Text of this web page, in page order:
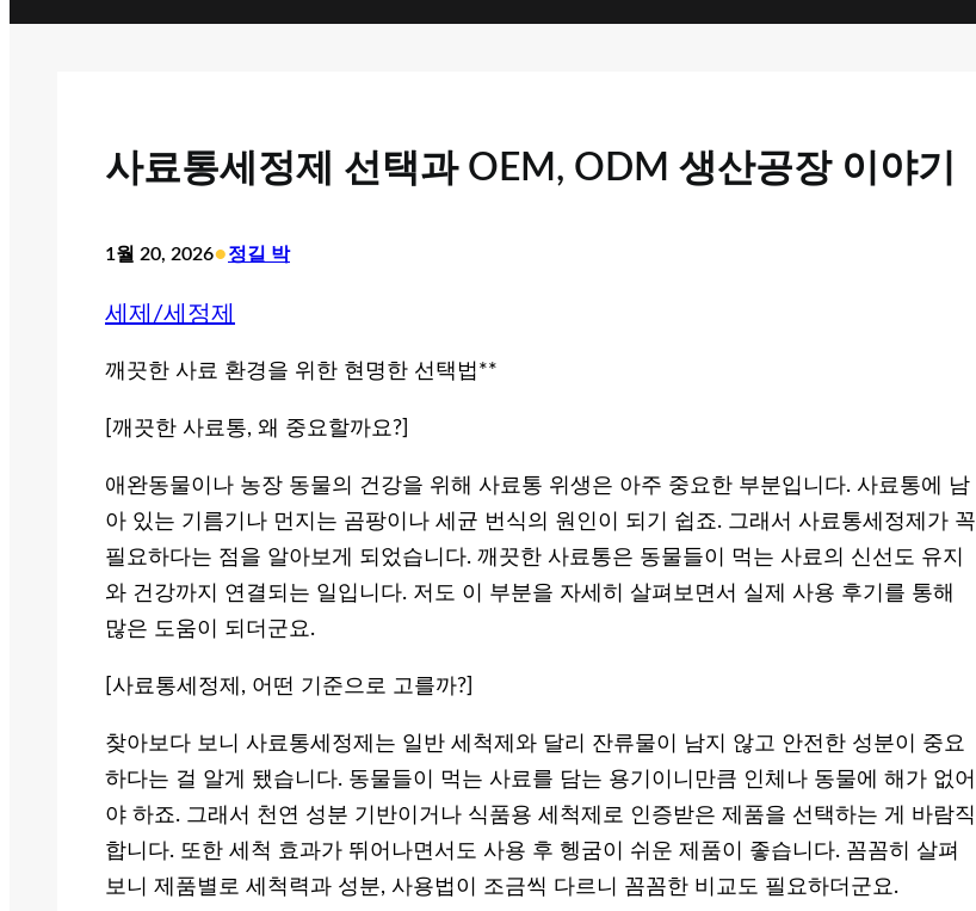
사료통세정제 선택과 OEM, ODM 생산공장 이야기
1월 20, 2026•정길 박
세제/세정제
깨끗한 사료 환경을 위한 현명한 선택법**
[깨끗한 사료통, 왜 중요할까요?]
애완동물이나 농장 동물의 건강을 위해 사료통 위생은 아주 중요한 부분입니다. 사료통에 남
아 있는 기름기나 먼지는 곰팡이나 세균 번식의 원인이 되기 쉽죠. 그래서 사료통세정제가 꼭
필요하다는 점을 알아보게 되었습니다. 깨끗한 사료통은 동물들이 먹는 사료의 신선도 유지
와 건강까지 연결되는 일입니다. 저도 이 부분을 자세히 살펴보면서 실제 사용 후기를 통해
많은 도움이 되더군요.
[사료통세정제, 어떤 기준으로 고를까?]
찾아보다 보니 사료통세정제는 일반 세척제와 달리 잔류물이 남지 않고 안전한 성분이 중요
하다는 걸 알게 됐습니다. 동물들이 먹는 사료를 담는 용기이니만큼 인체나 동물에 해가 없어
야 하죠. 그래서 천연 성분 기반이거나 식품용 세척제로 인증받은 제품을 선택하는 게 바람직
합니다. 또한 세척 효과가 뛰어나면서도 사용 후 헹굼이 쉬운 제품이 좋습니다. 꼼꼼히 살펴
보니 제품별로 세척력과 성분, 사용법이 조금씩 다르니 꼼꼼한 비교도 필요하더군요.